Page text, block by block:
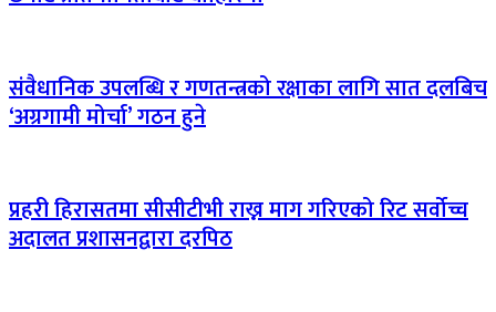
संवैधानिक उपलब्धि र गणतन्त्रको रक्षाका लागि सात दलबिच
‘अग्रगामी मोर्चा’ गठन हुने
प्रहरी हिरासतमा सीसीटीभी राख्न माग गरिएको रिट सर्वोच्च
अदालत प्रशासनद्वारा दरपिठ